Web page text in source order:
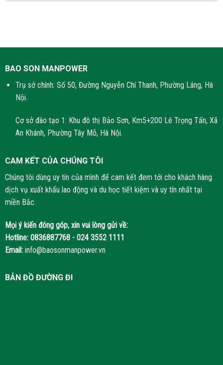
BAO SON MANPOWER
Trụ sở chính: Số 50, Đường Nguyễn Chí Thanh, Phường Láng, Hà
Nội.
Cơ sở đào tạo 1: Khu đô thị Bảo Sơn, Km5+200 Lê Trọng Tấn, Xã
An Khánh, Phường Tây Mỗ, Hà Nội.
CAM KẾT CỦA CHÚNG TÔI
Chúng tôi dùng uy tín của mình để cam kết đem tới cho khách hàng
dịch vụ xuất khẩu lao động và du học tiết kiệm và uy tín nhất tại
miền Bắc.
Mọi ý kiến đóng góp, xin vui lòng gửi về:
Hotline: 0836887768 - 024 3552 1111
Email: info@baosonmanpower.vn
BẢN ĐỒ ĐƯỜNG ĐI